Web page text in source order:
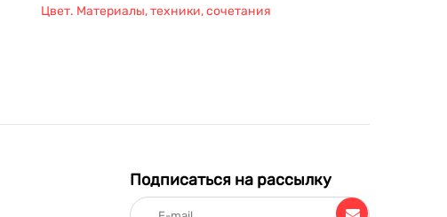
Цвет. Материалы, техники, сочетания
Подписаться на рассылку